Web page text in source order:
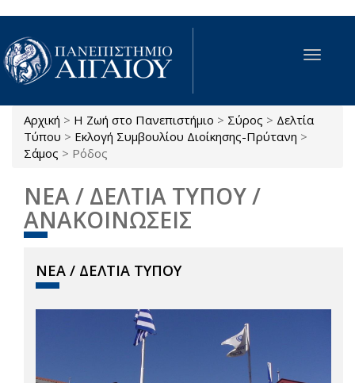
Παράκαμψη προς το κυρίως περιεχόμενο
Toggle
Είστε εδώ
Αρχική > Η Ζωή στο Πανεπιστήμιο > Σύρος > Δελτία
Τύπου > Εκλογή Συμβουλίου Διοίκησης-Πρύτανη >
Σάμος > Ρόδος
ΝΕΑ / ΔΕΛΤΙΑ ΤΥΠΟΥ /
ΑΝΑΚΟΙΝΩΣΕΙΣ
ΝΕΑ / ΔΕΛΤΙΑ ΤΥΠΟΥ